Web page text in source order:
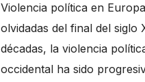
Violencia política en
olvidadas del final del siglo
décadas, la violencia
occidental ha sido